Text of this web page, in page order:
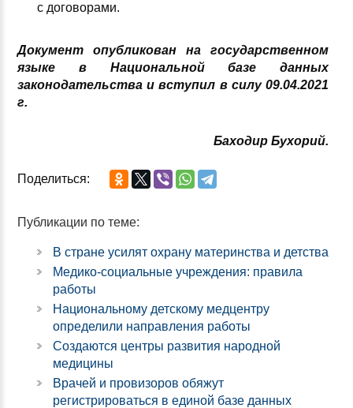
с договорами.
Документ опубликован на государственном
языке в Национальной базе данных
законодательства и вступил в силу 09.04.2021
г.
Баходир Бухорий.
Поделиться:
Публикации по теме:
В стране усилят охрану материнства и детства
Медико-социальные учреждения: правила
работы
Национальному детскому медцентру
определили направления работы
Создаются центры развития народной
медицины
Врачей и провизоров обяжут
регистрироваться в единой базе данных